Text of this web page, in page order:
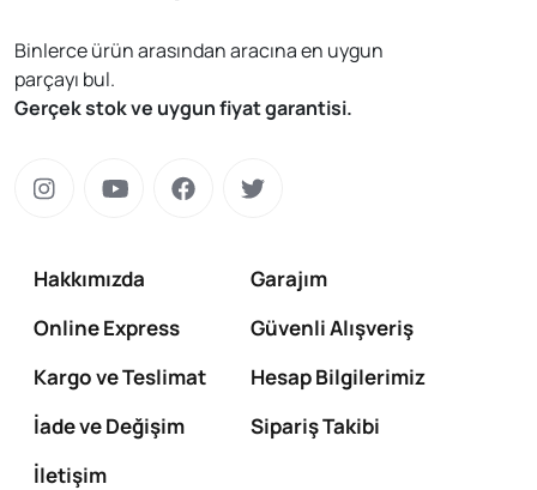
Binlerce ürün arasından aracına en uygun
parçayı bul.
Gerçek stok ve uygun fiyat garantisi.
Hakkımızda
Garajım
Online Express
Güvenli Alışveriş
Kargo ve Teslimat
Hesap Bilgilerimiz
İade ve Değişim
Sipariş Takibi
İletişim